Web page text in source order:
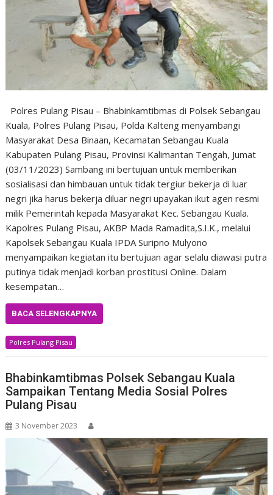
Polres Pulang Pisau – Bhabinkamtibmas di Polsek Sebangau
Kuala, Polres Pulang Pisau, Polda Kalteng menyambangi
Masyarakat Desa Binaan, Kecamatan Sebangau Kuala
Kabupaten Pulang Pisau, Provinsi Kalimantan Tengah, Jumat
(03/11/2023) Sambang ini bertujuan untuk memberikan
sosialisasi dan himbauan untuk tidak tergiur bekerja di luar
negri jika harus bekerja diluar negri upayakan ikut agen resmi
milik Pemerintah kepada Masyarakat Kec. Sebangau Kuala.
Kapolres Pulang Pisau, AKBP Mada Ramadita,S.I.K., melalui
Kapolsek Sebangau Kuala IPDA Suripno Mulyono
menyampaikan kegiatan itu bertujuan agar selalu diawasi putra
putinya tidak menjadi korban prostitusi Online. Dalam
kesempatan…
BACA SELENGKAPNYA
Polres Pulang Pisau
Bhabinkamtibmas Polsek Sebangau Kuala
Sampaikan Tentang Media Sosial Polres
Pulang Pisau
3 November 2023